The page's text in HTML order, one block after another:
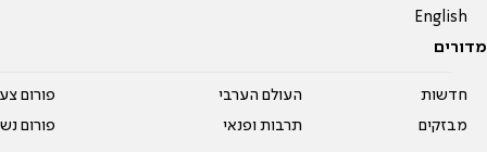
English
מדורים
חדשות
מבזקים
העולם הערבי
תרבות ופנאי
פורום
פורום